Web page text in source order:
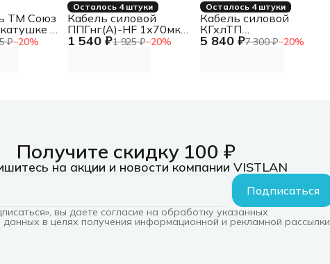
₽−20%
ТМ Союз
с
Вт 20м
Осталось 4 штуки
1 540 ₽1 925 ₽−20%
Кабель силовой
ППГнг(А)-HF 1х70мк
-1 многопроволочный
Осталось 4 штуки
5 840 ₽7 300 ₽−20%
Кабель силовой
КГхлТП
4х70(N)-380/660-2бар
Получите скидку 100 ₽
на акции и новости компании VISTLAN
Подписаться
вы даете согласие на обработку указанных
данных в целях получения информационной и рекламной рассылки